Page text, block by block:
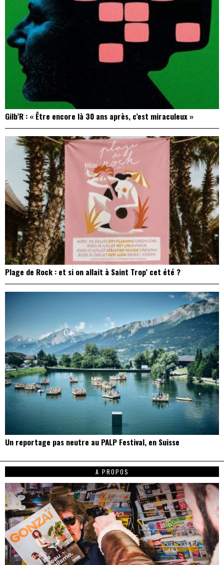
Gilb’R : « Être encore là 30 ans après, c’est miraculeux »
Plage de Rock : et si on allait à Saint Trop’ cet été ?
Un reportage pas neutre au PALP Festival, en Suisse
A PROPOS